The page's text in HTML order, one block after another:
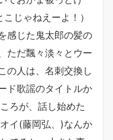
じゃねえーよ！）
感じた鬼太郎の髪の
ただ飄々淡々とウー
の人は、名刺交換し
ド歌謡のタイトルか
ろが、話し始めた
イ(藤岡弘、)なんか